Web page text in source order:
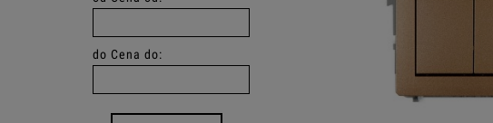
do Cena do: